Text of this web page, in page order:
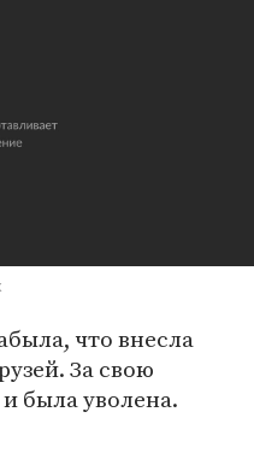
что внесла
За свою
была уволена.